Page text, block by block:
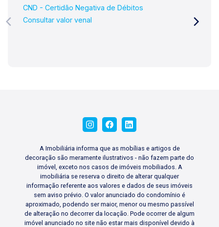
CND - Certidão Negativa de Débitos
Consultar valor venal
A Imobiliária informa que as mobílias e artigos de
decoração são meramente ilustrativos - não fazem parte do
imóvel, exceto nos casos de imóveis mobiliados. A
imobiliária se reserva o direito de alterar qualquer
informação referente aos valores e dados de seus imóveis
sem aviso prévio. O valor anunciado do condomínio é
aproximado, podendo ser maior, menor ou mesmo passível
de alteração no decorrer da locação. Pode ocorrer de algum
imóvel anunciado no site não estar mais disponível devido à